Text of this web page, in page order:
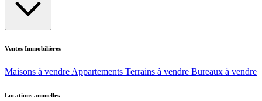
Ventes Immobilières
Maisons à vendre Appartements Terrains à vendre Bureaux à vendre
Locations annuelles